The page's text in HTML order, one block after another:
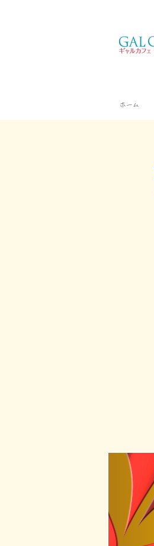
ホーム